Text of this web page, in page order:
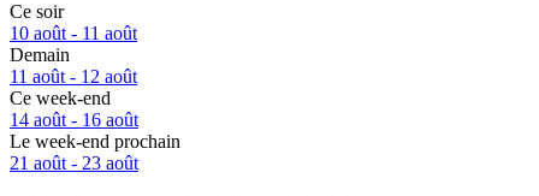
Ce soir
10 août - 11 août
Demain
11 août - 12 août
Ce week-end
14 août - 16 août
Le week-end prochain
21 août - 23 août